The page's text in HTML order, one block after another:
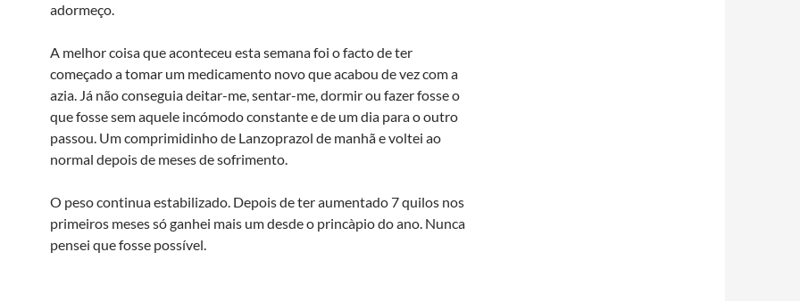
adormeço.
A melhor coisa que aconteceu esta semana foi o facto de ter
começado a tomar um medicamento novo que acabou de vez com a
azia. Já não conseguia deitar-me, sentar-me, dormir ou fazer fosse o
que fosse sem aquele incómodo constante e de um dia para o outro
passou. Um comprimidinho de Lanzoprazol de manhã e voltei ao
normal depois de meses de sofrimento.
O peso continua estabilizado. Depois de ter aumentado 7 quilos nos
primeiros meses só ganhei mais um desde o princà­pio do ano. Nunca
pensei que fosse possível.